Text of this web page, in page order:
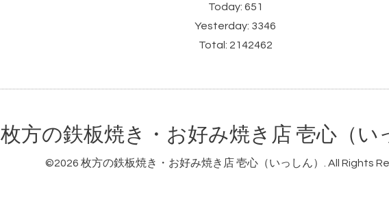
Today: 651
Yesterday: 3346
Total: 2142462
枚方の鉄板焼き・お好み焼き店 壱心（い
©2026 枚方の鉄板焼き・お好み焼き店 壱心（いっしん） . All Rights